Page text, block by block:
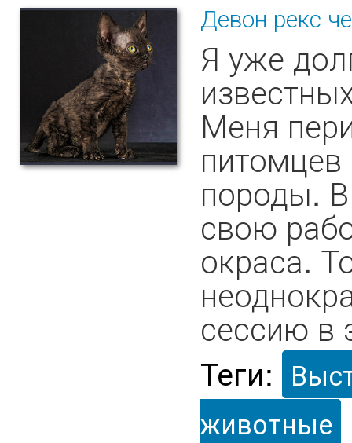
Девон рекс
Я уже
Меня
питомцев
породы.
свою
окраса.
сессию в
Теги:
животные